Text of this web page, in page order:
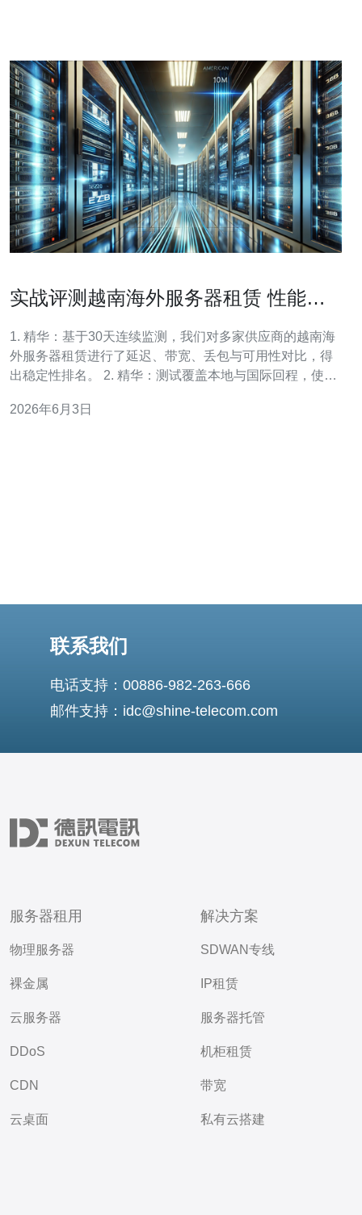
实战评测越南海外服务器租赁 性能稳
1. 精华：基于30天连续监测，我们对多家供应商的越南海
外服务器租赁进行了延迟、带宽、丢包与可用性对比，得
出稳定性排名。 2. 精华：测试覆盖本地与国际回程，使用
现，符合EEAT信任标准。 3. 精华：客户口碑与技术支持
2026年6月3日
联系我们
电话支持：00886-982-263-666
邮件支持：idc@shine-telecom.com
服务器租用
物理服务器
裸金属
云服务器
DDoS
CDN
云桌面
解决方案
SDWAN专线
IP租赁
服务器托管
机柜租赁
带宽
私有云搭建